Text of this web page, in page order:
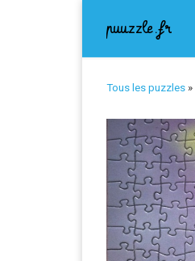
puuzzle.fr
Tous les puzzles »